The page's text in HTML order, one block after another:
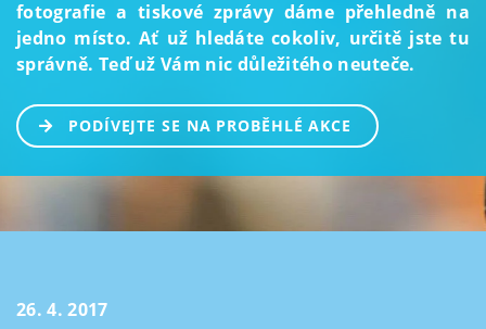
fotografie a tiskové zprávy dáme přehledně na
jedno místo. Ať už hledáte cokoliv, určitě jste tu
správně. Teď už Vám nic důležitého neuteče.
PODÍVEJTE SE NA PROBĚHLÉ AKCE
26. 4. 2017